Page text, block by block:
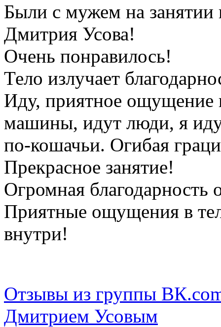
Были с мужем на занятии
Дмитрия Усова!
Очень понравилось!
Тело излучает
Иду, приятное ощущение
машины, идут люди, я
по-кошачьи. Огибая
Прекрасное занятие!
Огромная
Приятные ощущения в
внутри!
Отзывы из группы
Дмитрием Усовым